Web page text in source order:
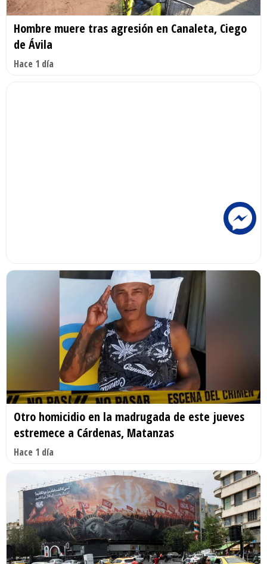
Hombre muere tras agresión en Canaleta, Ciego
de Ávila
Hace 1 día
Otro homicidio en la madrugada de este jueves
estremece a Cárdenas, Matanzas
Hace 1 día